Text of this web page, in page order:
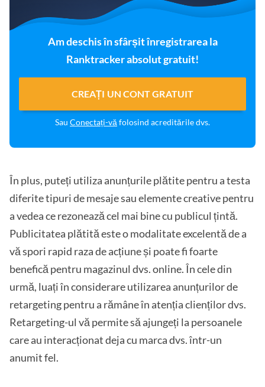
Am deschis în sfârșit înregistrarea la
Ranktracker absolut gratuit!
CREAȚI UN CONT GRATUIT
Sau Conectați-vă folosind acreditările dvs.
În plus, puteți utiliza anunțurile plătite pentru a testa
diferite tipuri de mesaje sau elemente creative pentru
a vedea ce rezonează cel mai bine cu publicul țintă.
Publicitatea plătită este o modalitate excelentă de a
vă spori rapid raza de acțiune și poate fi foarte
benefică pentru magazinul dvs. online. În cele din
urmă, luați în considerare utilizarea anunțurilor de
retargeting pentru a rămâne în atenția clienților dvs.
Retargeting-ul vă permite să ajungeți la persoanele
care au interacționat deja cu marca dvs. într-un
anumit fel.